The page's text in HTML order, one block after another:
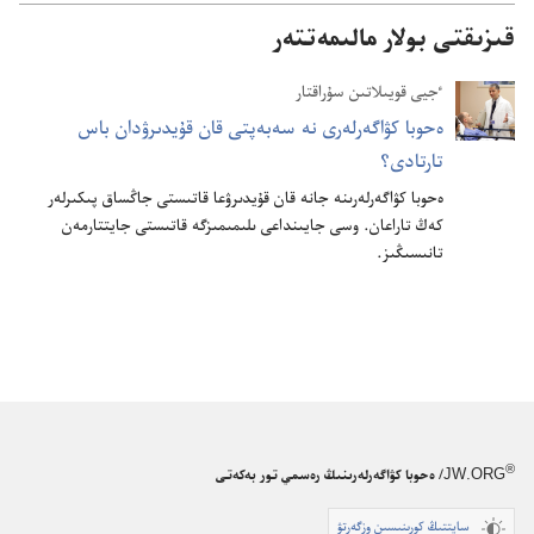
قىزىقتى بولار مالىمەتتەر
ٴ‌جيى قويىلاتىن سۇ‌راقتار
ە‌حوبا كۋاگە‌رلە‌رى نە سە‌بە‌پتى قان قۇ‌يدىرۋدان باس
تارتادى؟‏
ە‌حوبا كۋاگە‌رلە‌رىنە جانە قان قۇ‌يدىرۋعا قاتىستى جاڭساق پىكىرلە‌ر
كە‌ڭ تاراعان.‏ وسى جايىنداعى ىلىمىمىزگە قاتىستى جايتتارمە‌ن
تانىسىڭىز.‏
JW.ORG® / ەحوبا كۋاگەرلەرىنىڭ رەسمي تور بەكەتى
سايتتىڭ كورىنىسىن وزگەرتۋ